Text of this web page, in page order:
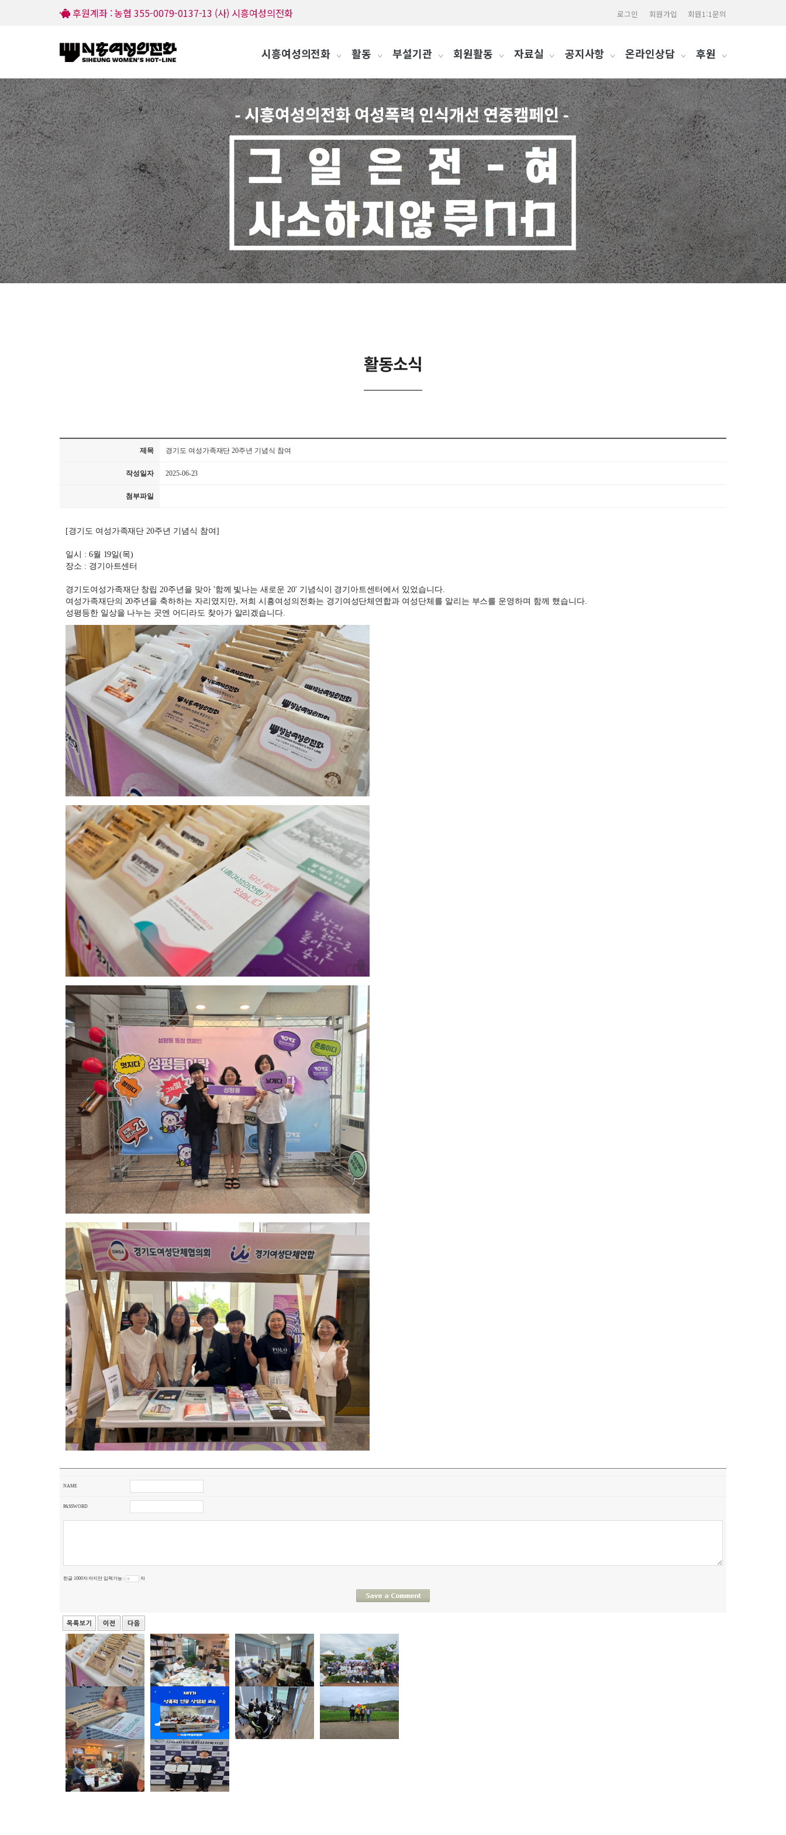
후원계좌 : 농협 355-0079-0137-13 (사) 시흥여성의전화 로그인 회원가입 회원1:1문의
시흥여성의전화 활동 부설기관 회원활동 자료실 공지사항 온라인상담 후원
활동소식
제목 경기도 여성가족재단 20주년 기념식 참여
작성일자 2025-06-23
첨부파일
[경기도 여성가족재단 20주년 기념식 참여]
일시 : 6월 19일(목)
장소 : 경기아트센터
경기도여성가족재단 창립 20주년을 맞아 '함께 빛나는 새로운 20' 기념식이 경기아트센터에서 있었습니다.
여성가족재단의 20주년을 축하하는 자리였지만, 저희 시흥여성의전화는 경기여성단체연합과 여성단체를 알리는 부스를 운영하며 함께 했습니다.
성평등한 일상을 나누는 곳엔 어디라도 찾아가 알리겠습니다.
NAME
PASSWORD
한글 1000자 까지만 입력가능 : 자